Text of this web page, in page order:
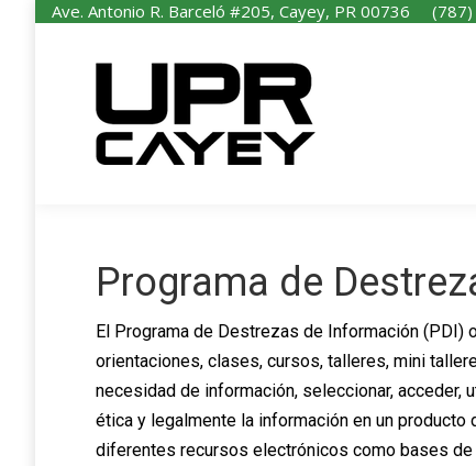
Ave. Antonio R. Barceló #205, Cayey, PR 00736
Programa de
El Programa de Destrezas de Información
orientaciones, clases, cursos, talleres, mini
necesidad de información, seleccionar,
ética y legalmente la información en un
diferentes recursos electrónicos como bases